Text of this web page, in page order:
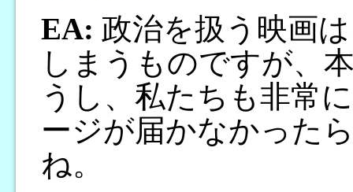
EA: 政治を扱う映画
しまうものですが、
うし、私たちも非常
ージが届かなかった
ね。